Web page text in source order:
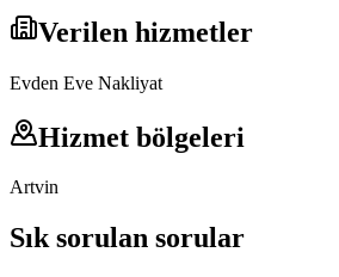
Verilen hizmetler
Evden Eve Nakliyat
Hizmet bölgeleri
Artvin
Sık sorulan sorular